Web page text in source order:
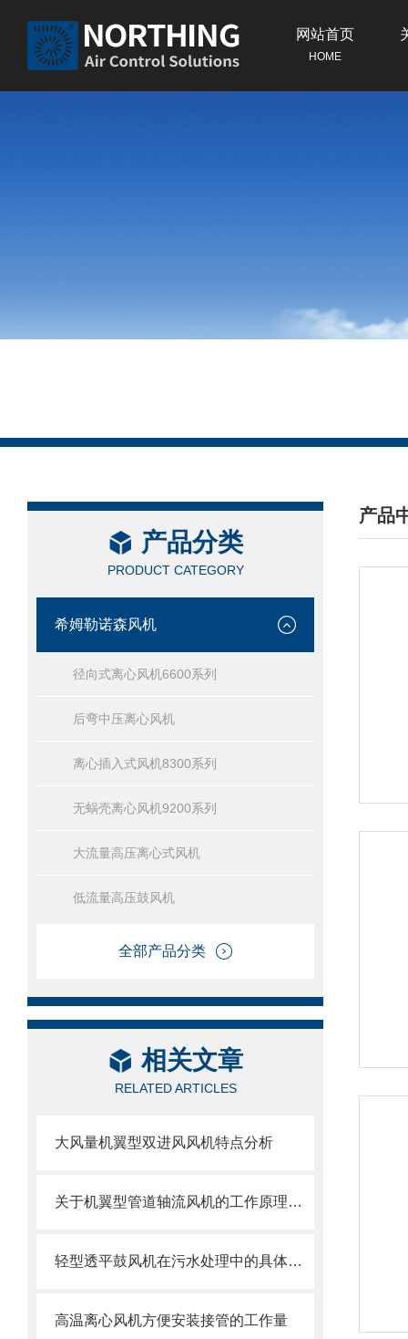
网站首页
HOME
产品分类
PRODUCT CATEGORY
希姆勒诺森风机
径向式离心风机6600系列
后弯中压离心风机
离心插入式风机8300系列
无蜗壳离心风机9200系列
大流量高压离心式风机
低流量高压鼓风机
全部产品分类
相关文章
RELATED ARTICLES
大风量机翼型双进风风机特点分析
关于机翼型管道轴流风机的工作原理和特点你都了解多少
轻型透平鼓风机在污水处理中的具体应用
高温离心风机方便安装接管的工作量
产品
/